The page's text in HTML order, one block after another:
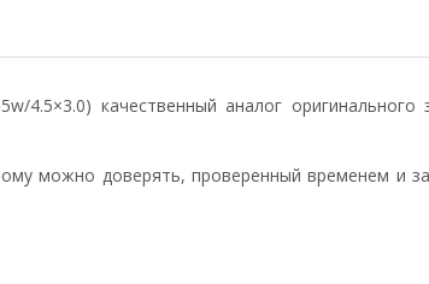
4.5×3.0) качественный аналог оригинального
можно доверять, проверенный временем и